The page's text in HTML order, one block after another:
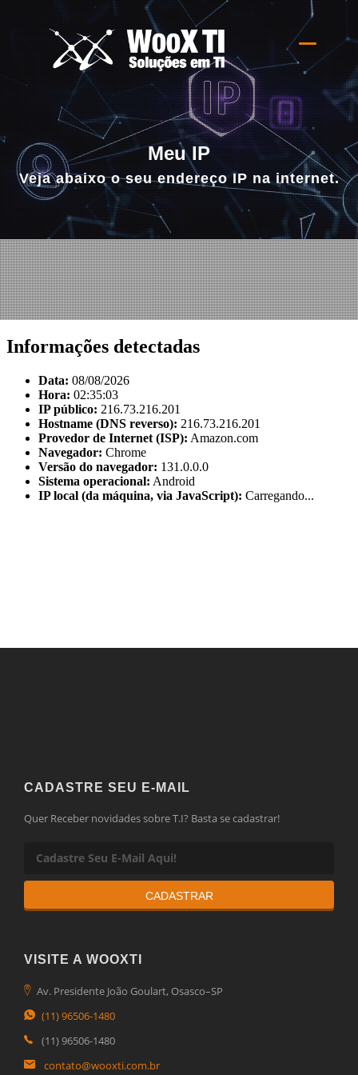
Alternar
Meu IP
Veja abaixo o seu endereço IP na internet.
CADASTRE SEU E-MAIL
Quer Receber novidades sobre T.I? Basta se cadastrar!
CADASTRAR
VISITE A WOOXTI
Av. Presidente João Goulart, Osasco–SP
(11) 96506-1480
(11) 96506-1480
contato@wooxti.com.br